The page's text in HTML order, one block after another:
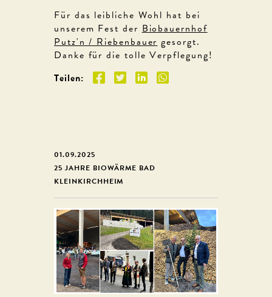
Für das leibliche Wohl hat bei
unserem Fest der Biobauernhof
Putz'n / Riebenbauer gesorgt.
Danke für die tolle Verpflegung!
Teilen:
01.09.2025
25 JAHRE BIOWÄRME BAD
KLEINKIRCHHEIM